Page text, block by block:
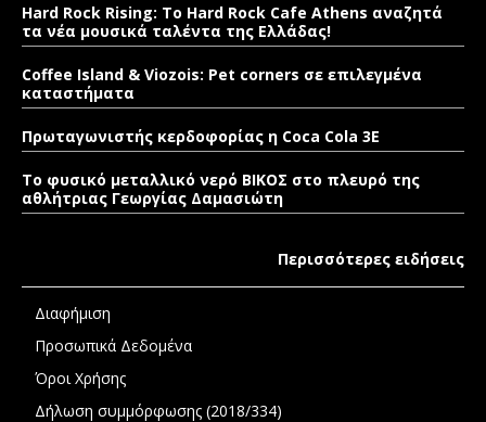
Hard Rock Rising: Το Hard Rock Cafe Athens αναζητά
τα νέα μουσικά ταλέντα της Ελλάδας!
Coffee Island & Viozois: Pet corners σε επιλεγμένα
καταστήματα
Πρωταγωνιστής κερδοφορίας η Coca Cola 3E
Το φυσικό μεταλλικό νερό ΒΙΚΟΣ στο πλευρό της
αθλήτριας Γεωργίας Δαμασιώτη
Περισσότερες ειδήσεις
Διαφήμιση
Προσωπικά Δεδομένα
Όροι Χρήσης
Δήλωση συμμόρφωσης (2018/334)